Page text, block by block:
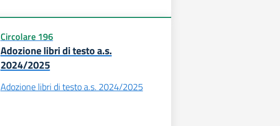
Circolare 196
Adozione libri di testo a.s.
2024/2025
Adozione libri di testo a.s. 2024/2025